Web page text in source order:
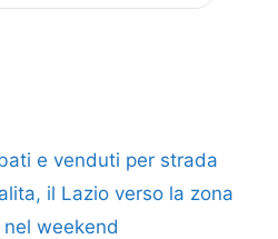
e venduti per strada
il Lazio verso la zona
weekend